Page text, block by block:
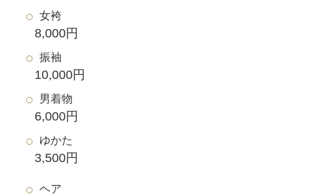
女袴
8,000円
振袖
10,000円
男着物
6,000円
ゆかた
3,500円
ヘア